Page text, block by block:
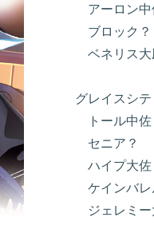
アーロン中
ブロック？
ベネリス大
グレイスシテ
トール中佐
セニア？
ハイプ大佐
ケインバレ
ジェレミー